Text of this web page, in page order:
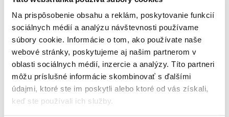
Na prispôsobenie obsahu a reklám, poskytovanie funkcií
sociálnych médií a analýzu návštevnosti používame
súbory cookie. Informácie o tom, ako používate naše
webové stránky, poskytujeme aj našim partnerom v
oblasti sociálnych médií, inzercie a analýzy. Títo partneri
môžu príslušné informácie skombinovať s ďalšími
údajmi, ktoré ste im poskytli alebo ktoré od vás získali,
keď ste používali ich služby.
Granule krmiva sú prispôsobené čeľustiam a schopnostiam malých
psov, takže sa im krmivo ľahšie prijíma.
Kľúčové vlastnosti:
Znížené množstvo bielkovín, tukov
Zvýšené množstvo hrubej vlákniny
Žiadna pšenica
Malé upravené chrumky
FOS a MOS pre zdravú črevnú mikroflóru
Chondroitín a glukozamín